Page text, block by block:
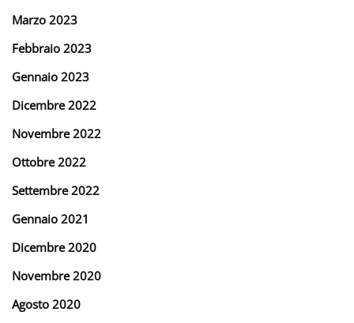
Marzo 2023
Febbraio 2023
Gennaio 2023
Dicembre 2022
Novembre 2022
Ottobre 2022
Settembre 2022
Gennaio 2021
Dicembre 2020
Novembre 2020
Agosto 2020